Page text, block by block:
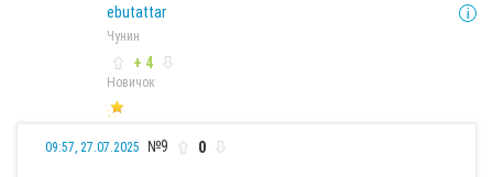
ebutattar
Чунин
+ 4
Новичок
09:57, 27.07.2025 №9 0